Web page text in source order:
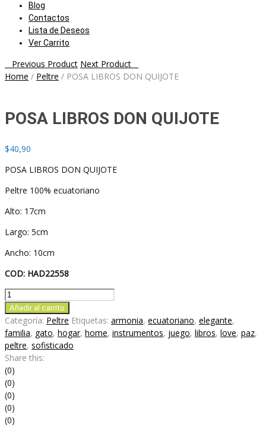
Blog
Contactos
Lista de Deseos
Ver Carrito
Post
navigation
Previous Product Next Product
Home / Peltre / POSA LIBROS DON QUIJOTE
POSA LIBROS DON QUIJOTE
$40,90
POSA LIBROS DON QUIJOTE
Peltre 100% ecuatoriano
Alto: 17cm
Largo: 5cm
Ancho: 10cm
COD: HAD22558
POSA
LIBROS
DON
QUIJOTE
cantidad
Añadir al carrito
Categoría: Peltre Etiquetas: armonia, ecuatoriano, elegante,
familia, gato, hogar, home, instrumentos, juego, libros, love, paz,
peltre, sofisticado
Share this:
(0)
(0)
(0)
(0)
(0)